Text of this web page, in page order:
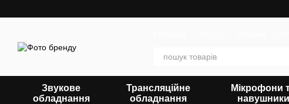
Звукове
обладнання
Трансляційне
обладнання
Мікрофони
навушники